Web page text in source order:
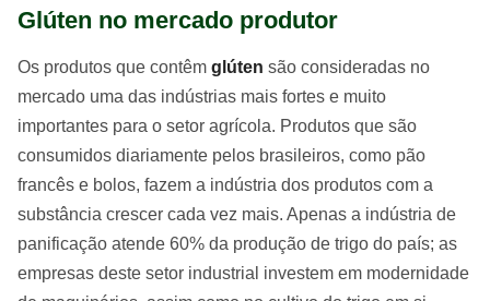
Glúten no mercado produtor
Os produtos que contêm glúten são consideradas no
mercado uma das indústrias mais fortes e muito
importantes para o setor agrícola. Produtos que são
consumidos diariamente pelos brasileiros, como pão
francês e bolos, fazem a indústria dos produtos com a
substância crescer cada vez mais. Apenas a indústria de
panificação atende 60% da produção de trigo do país; as
empresas deste setor industrial investem em modernidade